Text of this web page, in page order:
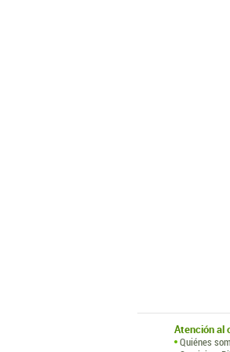
Atención al
Quiénes